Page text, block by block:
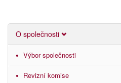
O společnosti
Výbor společnosti
Revizní komise